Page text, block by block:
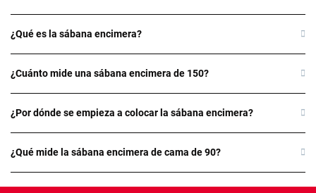
¿Qué es la sábana encimera?
¿Cuánto mide una sábana encimera de 150?
¿Por dónde se empieza a colocar la sábana encimera?
¿Qué mide la sábana encimera de cama de 90?